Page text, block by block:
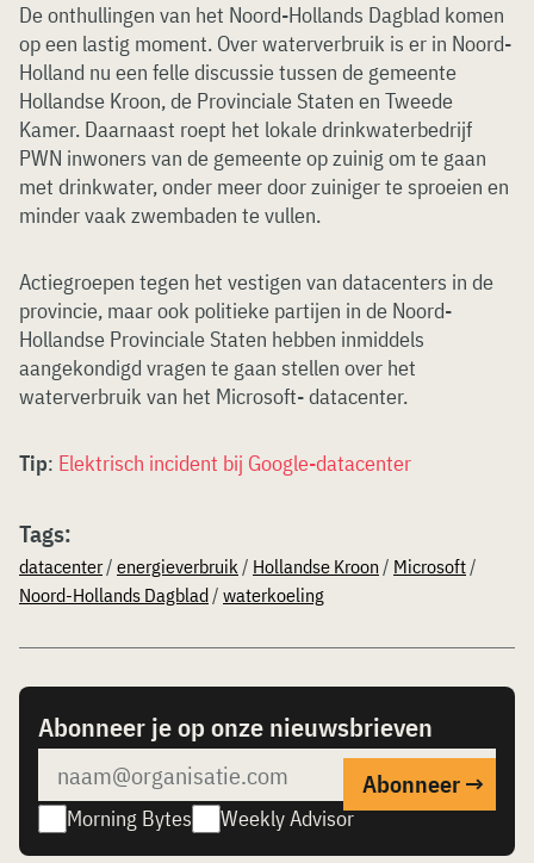
De onthullingen van het Noord-Hollands Dagblad komen
op een lastig moment. Over waterverbruik is er in Noord-
Holland nu een felle discussie tussen de gemeente
Hollandse Kroon, de Provinciale Staten en Tweede
Kamer. Daarnaast roept het lokale drinkwaterbedrijf
PWN inwoners van de gemeente op zuinig om te gaan
met drinkwater, onder meer door zuiniger te sproeien en
minder vaak zwembaden te vullen.
Actiegroepen tegen het vestigen van datacenters in de
provincie, maar ook politieke partijen in de Noord-
Hollandse Provinciale Staten hebben inmiddels
aangekondigd vragen te gaan stellen over het
waterverbruik van het Microsoft- datacenter.
Tip: Elektrisch incident bij Google-datacenter
Tags:
datacenter/ energieverbruik/ Hollandse Kroon / Microsoft/
Noord-Hollands Dagblad/ waterkoeling
Abonneer je op onze nieuwsbrieven
Morning Bytes Weekly Advisor